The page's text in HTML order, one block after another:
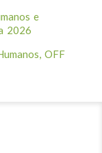
e
2026
OFF